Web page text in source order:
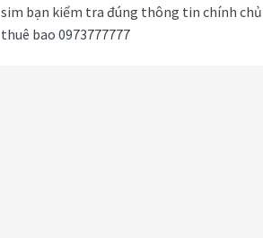
sim bạn kiểm tra đúng thông tin chính chủ
thuê bao 0973777777